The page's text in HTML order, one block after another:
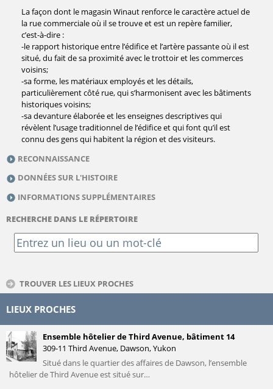
La façon dont le magasin Winaut renforce le caractère actuel de
la rue commerciale où il se trouve et est un repère familier,
c’est-à-dire :
-le rapport historique entre l’édifice et l’artère passante où il est
situé, du fait de sa proximité avec le trottoir et les commerces
voisins;
-sa forme, les matériaux employés et les détails,
particulièrement côté rue, qui s’harmonisent avec les bâtiments
historiques voisins;
-sa devanture élaborée et les enseignes descriptives qui
révèlent l’usage traditionnel de l’édifice et qui font qu’il est
connu des gens qui habitent la région et des visiteurs.
RECONNAISSANCE
DONNÉES SUR L'HISTOIRE
INFORMATIONS SUPPLÉMENTAIRES
RECHERCHE DANS LE RÉPERTOIRE
TROUVER LES LIEUX PROCHES
LIEUX PROCHES
Ensemble hôtelier de Third Avenue, bâtiment 14
309-11 Third Avenue, Dawson, Yukon
Situé dans le quartier des affaires de Dawson, l’ensemble
hôtelier de Third Avenue est situé sur…